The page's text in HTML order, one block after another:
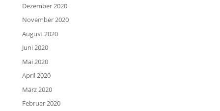
Dezember 2020
November 2020
August 2020
Juni 2020
Mai 2020
April 2020
März 2020
Februar 2020